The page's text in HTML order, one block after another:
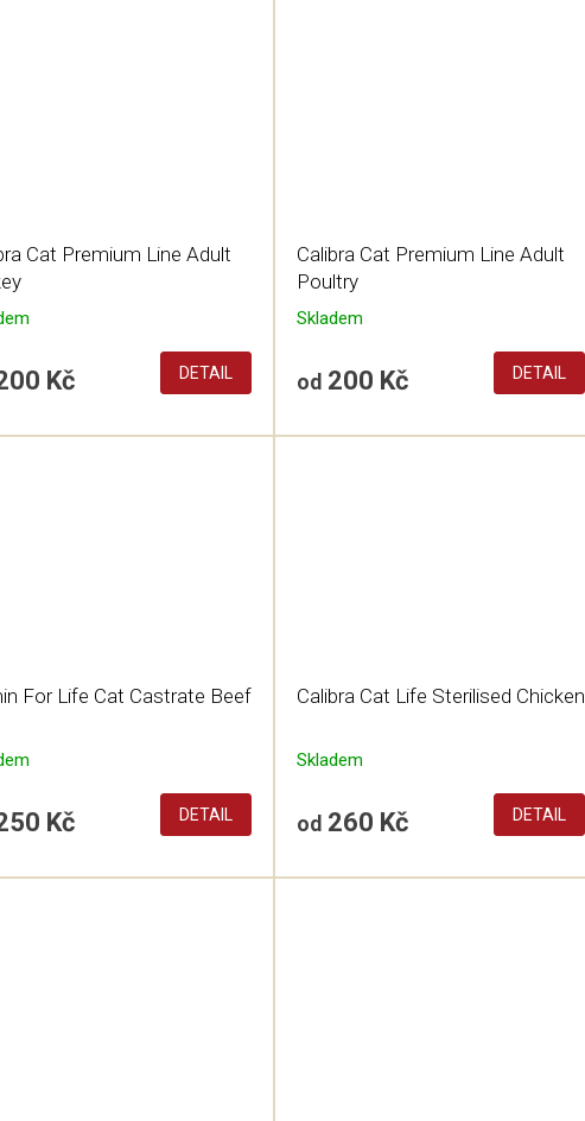
Cat Premium Line Adult
Kč DETAIL
Calibra Cat Premium Line Adult
Poultry
Skladem
od200 Kč DETAIL
For Life Cat Castrate Beef
Kč DETAIL
Calibra Cat Life Sterilised Chicken
Skladem
od260 Kč DETAIL